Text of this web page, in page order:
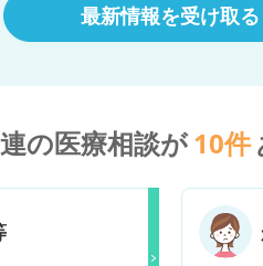
最新情報を受け取る
の医療相談が10件